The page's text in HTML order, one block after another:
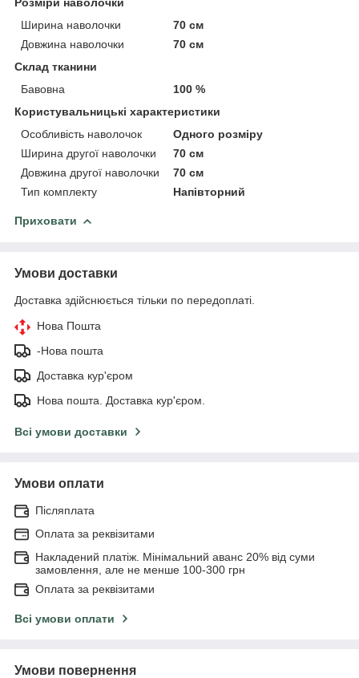
Ширина наволочки
70 см
Довжина наволочки
70 см
Склад тканини
Бавовна
100 %
Користувальницькі характеристики
Особливість наволочок
Одного розміру
Ширина другої наволочки
70 см
Довжина другої наволочки
70 см
Тип комплекту
Напівторний
Приховати
Умови доставки
Доставка здійснюється тільки по передоплаті.
Нова Пошта
-Нова пошта
Доставка кур'єром
Нова пошта. Доставка кур'єром.
Всі умови доставки
Умови оплати
Післяплата
Оплата за реквізитами
Накладений платіж. Мінімальний аванс 20% від суми
замовлення, але не менше 100-300 грн
Оплата за реквізитами
Всі умови оплати
Умови повернення